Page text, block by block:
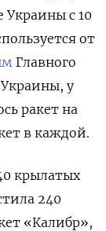
Украины с 10
от
Главного
у
ракет на
в каждой.
крылатых
240
«Калибр»,